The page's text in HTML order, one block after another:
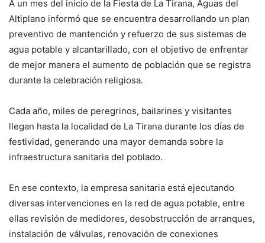
A un mes del inicio de la Fiesta de La Tirana, Aguas del
Altiplano informó que se encuentra desarrollando un plan
preventivo de mantención y refuerzo de sus sistemas de
agua potable y alcantarillado, con el objetivo de enfrentar
de mejor manera el aumento de población que se registra
durante la celebración religiosa.
Cada año, miles de peregrinos, bailarines y visitantes
llegan hasta la localidad de La Tirana durante los días de
festividad, generando una mayor demanda sobre la
infraestructura sanitaria del poblado.
En ese contexto, la empresa sanitaria está ejecutando
diversas intervenciones en la red de agua potable, entre
ellas revisión de medidores, desobstrucción de arranques,
instalación de válvulas, renovación de conexiones